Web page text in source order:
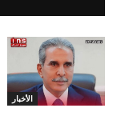
الأخبار